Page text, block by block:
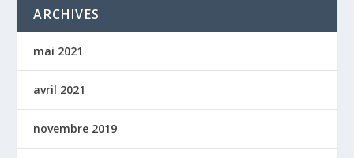
ARCHIVES
mai 2021
avril 2021
novembre 2019